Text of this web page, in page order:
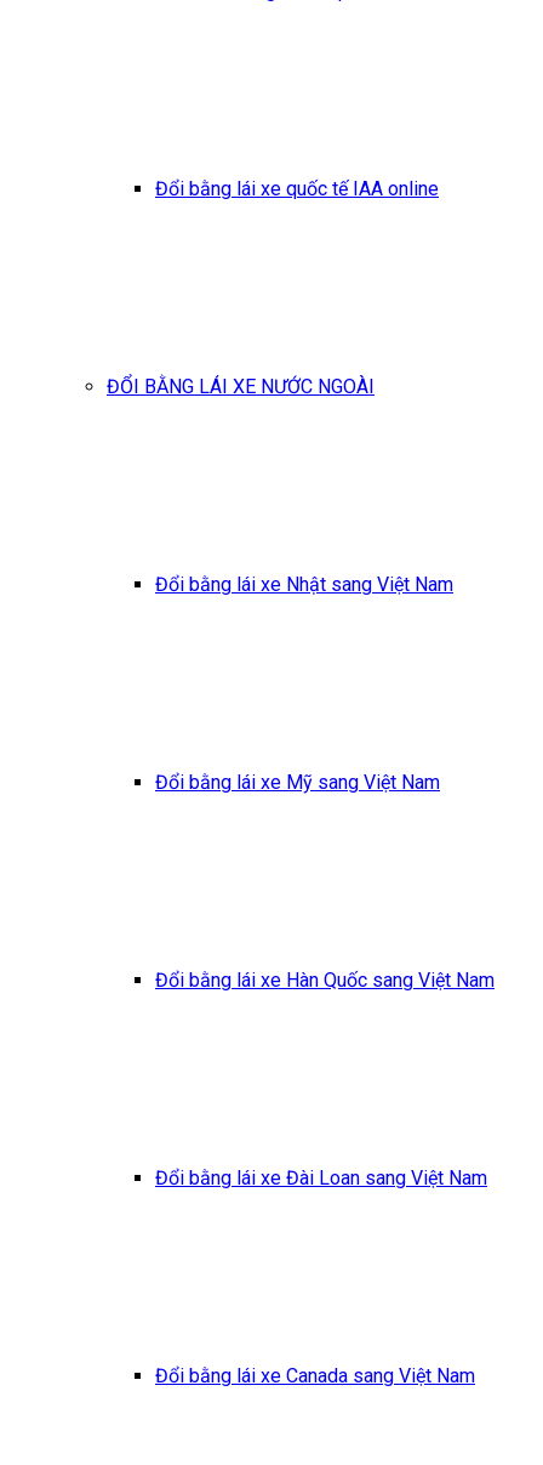
Đổi bằng lái xe quốc tế IAA online
ĐỔI BẰNG LÁI XE NƯỚC NGOÀI
Đổi bằng lái xe Nhật sang Việt Nam
Đổi bằng lái xe Mỹ sang Việt Nam
Đổi bằng lái xe Hàn Quốc sang Việt Nam
Đổi bằng lái xe Đài Loan sang Việt Nam
Đổi bằng lái xe Canada sang Việt Nam